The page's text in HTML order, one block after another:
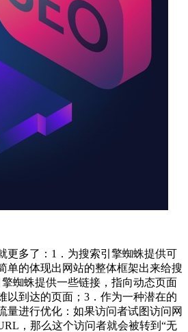
更多了：1．为搜索引擎蜘蛛提供可
单的体现出网站的整体框架出来给搜
蜘蛛提供一些链接，指向动态页面
以到达的页面；3．作为一种潜在的
量进行优化：如果访问者试图访问网
，那么这个访问者就会被转到“无